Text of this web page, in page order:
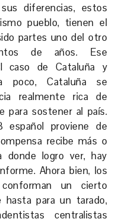
diferencias, estos
pueblo, tienen el
partes uno del otro
de años. Ese
caso de Cataluña y
poco, Cataluña se
realmente rica de
para sostener al país.
proviene de
recibe más o
donde logro ver, hay
Ahora bien, los
un cierto
hasta para un tarado,
centralistas